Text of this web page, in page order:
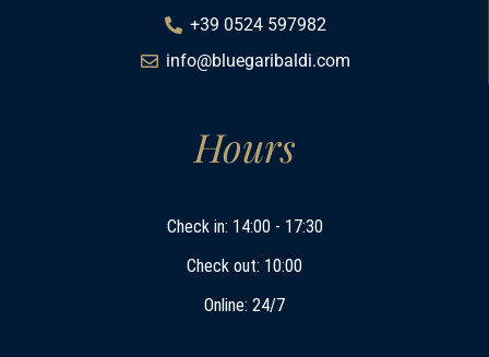
+39 0524 597982
info@bluegaribaldi.com
Hours
Check in: 14:00 - 17:30
Check out: 10:00
Online: 24/7